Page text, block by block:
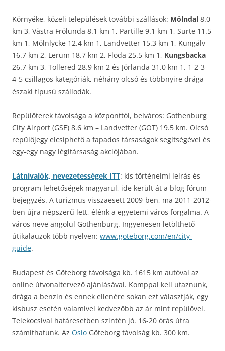
Környéke, közeli települések további szállások: Mölndal 8.0
km 3, Västra Frölunda 8.1 km 1, Partille 9.1 km 1, Surte 11.5
km 1, Mölnlycke 12.4 km 1, Landvetter 15.3 km 1, Kungälv
16.7 km 2, Lerum 18.7 km 2, Floda 25.5 km 1, Kungsbacka
26.7 km 3, Tollered 28.9 km 2 és Jörlanda 31.0 km 1. 1-2-3-
4-5 csillagos kategóriák, néhány olcsó és többnyire drága
északi típusú szállodák.
Repülőterek távolsága a központtól, belváros: Gothenburg
City Airport (GSE) 8.6 km – Landvetter (GOT) 19.5 km. Olcsó
repülőjegy elcsíphető a fapados társaságok segítségével és
egy-egy nagy légitársaság akciójában.
Látnivalók, nevezetességek ITT: kis történelmi leírás és
program lehetőségek magyarul, ide került át a blog fórum
bejegyzés. A turizmus visszaesett 2009-ben, ma 2011-2012-
ben újra népszerű lett, élénk a egyetemi város forgalma. A
város neve angolul Gothenburg. Ingyenesen letölthető
útikalauzok több nyelven: www.goteborg.com/en/city-
guide.
Budapest és Göteborg távolsága kb. 1615 km autóval az
online útvonaltervező ajánlásával. Komppal kell utaznunk,
drága a benzin és ennek ellenére sokan ezt választják, egy
kisbusz esetén valamivel kedvezőbb az ár mint repülővel.
Telekocsival határesetben szintén jó. 16-20 órás útra
számíthatunk. Az Oslo Göteborg távolság kb. 300 km.